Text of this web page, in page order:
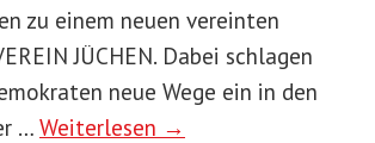
zu einem neuen vereinten
JÜCHEN. Dabei schlagen
neue Wege ein in den
…Weiterlesen →